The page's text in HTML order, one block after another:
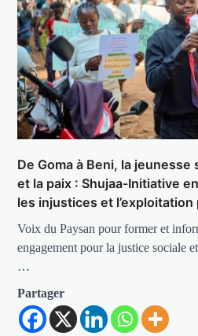
De Goma à Beni, la
et la paix : Shujaa-Initiative
les injustices et l’exploitation
Voix du Paysan pour former et
engagement pour la justice sociale
…
Partager